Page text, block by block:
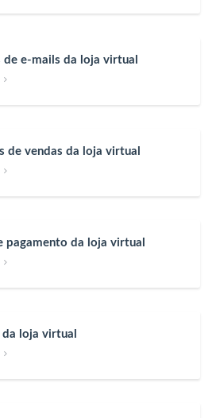
de e-mails da loja virtual

de vendas da loja virtual

pagamento da loja virtual

loja virtual
